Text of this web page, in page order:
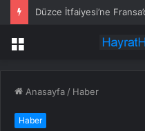
Düzce İtfaiyesi’ne
Menü
Anasayfa / Haber
Haber